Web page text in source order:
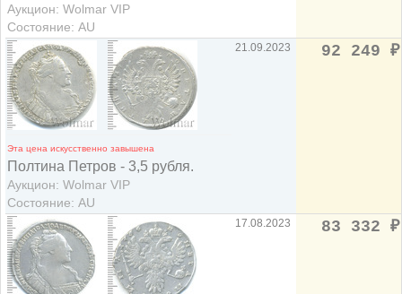
Аукцион: Wolmar VIP
Состояние: AU
Эта цена искусственно завышена
Полтина Петров - 3,5 рубля.
Аукцион: Wolmar VIP
Состояние: AU
21.09.2023 92 249 ₽
17.08.2023 83 332 ₽